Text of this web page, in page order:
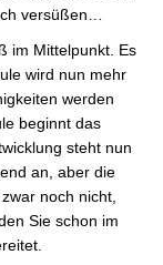
versüßen…
im Mittelpunkt. Es
wird nun mehr
werden
beginnt das
steht nun
an, aber die
noch nicht,
Sie schon im